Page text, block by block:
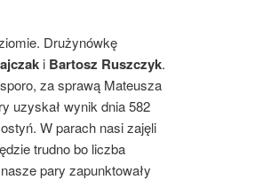
Drużynówkę
i Bartosz Ruszczyk.
za sprawą Mateusza
uzyskał wynik dnia 582
W parach nasi zajęli
trudno bo liczba
pary zapunktowały